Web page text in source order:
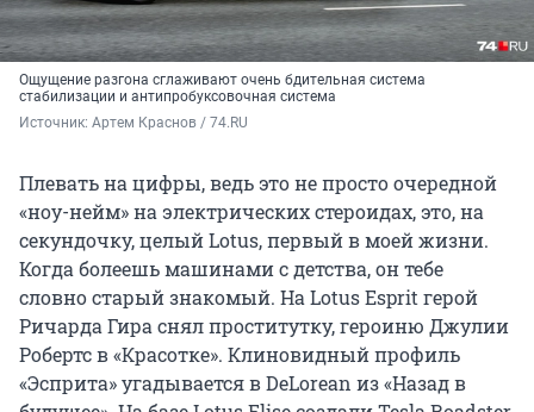
Ощущение разгона сглаживают очень бдительная система
стабилизации и антипробуксовочная система
Источник: Артем Краснов / 74.RU
Плевать на цифры, ведь это не просто очередной
«ноу-нейм» на электрических стероидах, это, на
секундочку, целый Lotus, первый в моей жизни.
Когда болеешь машинами с детства, он тебе
словно старый знакомый. На Lotus Esprit герой
Ричарда Гира снял проститутку, героиню Джулии
Робертс в «Красотке». Клиновидный профиль
«Эсприта» угадывается в DeLorean из «Назад в